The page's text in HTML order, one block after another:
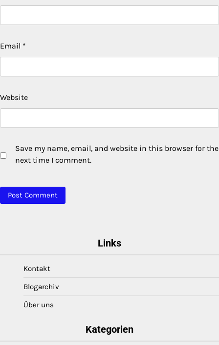
Email *
Website
Save my name, email, and website in this browser for the
next time I comment.
Links
Kontakt
Blogarchiv
Über uns
Kategorien